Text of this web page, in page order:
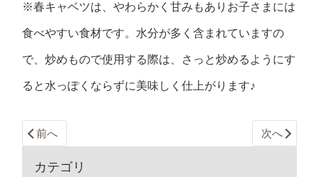
※春キャベツは、やわらかく甘みもありお子さまには
食べやすい食材です。水分が多く含まれていますの
で、炒めもので使用する際は、さっと炒めるようにす
ると水っぽくならずに美味しく仕上がります♪
前へ 次へ
カテゴリ